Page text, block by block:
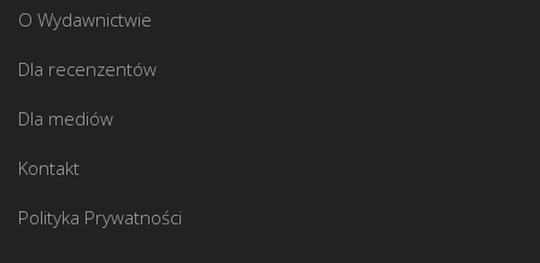
O Wydawnictwie
Dla recenzentów
Dla mediów
Kontakt
Polityka Prywatności